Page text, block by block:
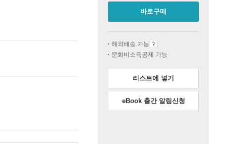
바로구매
해외배송 가능
문화비소득공제 가능
리스트에 넣기
eBook 출간 알림신청